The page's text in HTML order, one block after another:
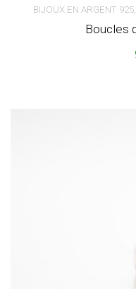
BIJOUX EN ARGENT 925,
Boucles